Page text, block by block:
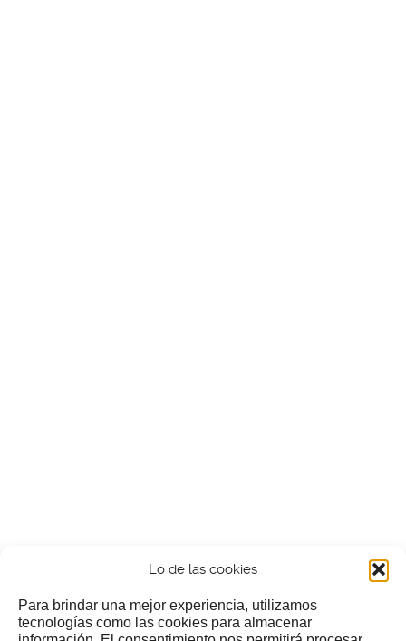
Lo de las cookies
Para brindar una mejor experiencia, utilizamos
tecnologías como las cookies para almacenar